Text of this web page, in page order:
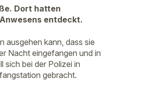
Dort hatten
entdeckt.
ausgehen kann, dass sie
Nacht eingefangen und in
sich bei der Polizei in
gebracht.